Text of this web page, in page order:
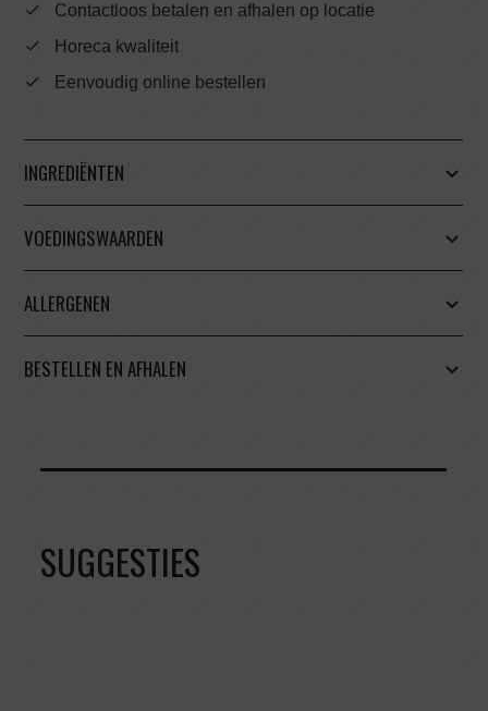
Contactloos betalen en afhalen op locatie
Horeca kwaliteit
Eenvoudig online bestellen
INGREDIËNTEN
VOEDINGSWAARDEN
ALLERGENEN
BESTELLEN EN AFHALEN
SUGGESTIES